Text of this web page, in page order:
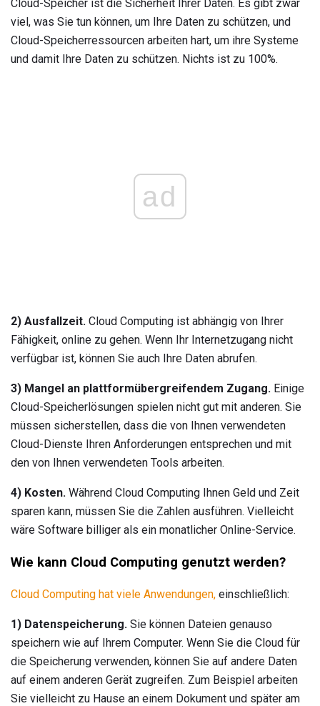
Cloud-Speicher ist die Sicherheit Ihrer Daten. Es gibt zwar
viel, was Sie tun können, um Ihre Daten zu schützen, und
Cloud-Speicherressourcen arbeiten hart, um ihre Systeme
und damit Ihre Daten zu schützen. Nichts ist zu 100%.
ad
2) Ausfallzeit. Cloud Computing ist abhängig von Ihrer
Fähigkeit, online zu gehen. Wenn Ihr Internetzugang nicht
verfügbar ist, können Sie auch Ihre Daten abrufen.
3) Mangel an plattformübergreifendem Zugang. Einige
Cloud-Speicherlösungen spielen nicht gut mit anderen. Sie
müssen sicherstellen, dass die von Ihnen verwendeten
Cloud-Dienste Ihren Anforderungen entsprechen und mit
den von Ihnen verwendeten Tools arbeiten.
4) Kosten. Während Cloud Computing Ihnen Geld und Zeit
sparen kann, müssen Sie die Zahlen ausführen. Vielleicht
wäre Software billiger als ein monatlicher Online-Service.
Wie kann Cloud Computing genutzt werden?
Cloud Computing hat viele Anwendungen, einschließlich:
1) Datenspeicherung. Sie können Dateien genauso
speichern wie auf Ihrem Computer. Wenn Sie die Cloud für
die Speicherung verwenden, können Sie auf andere Daten
auf einem anderen Gerät zugreifen. Zum Beispiel arbeiten
Sie vielleicht zu Hause an einem Dokument und später am